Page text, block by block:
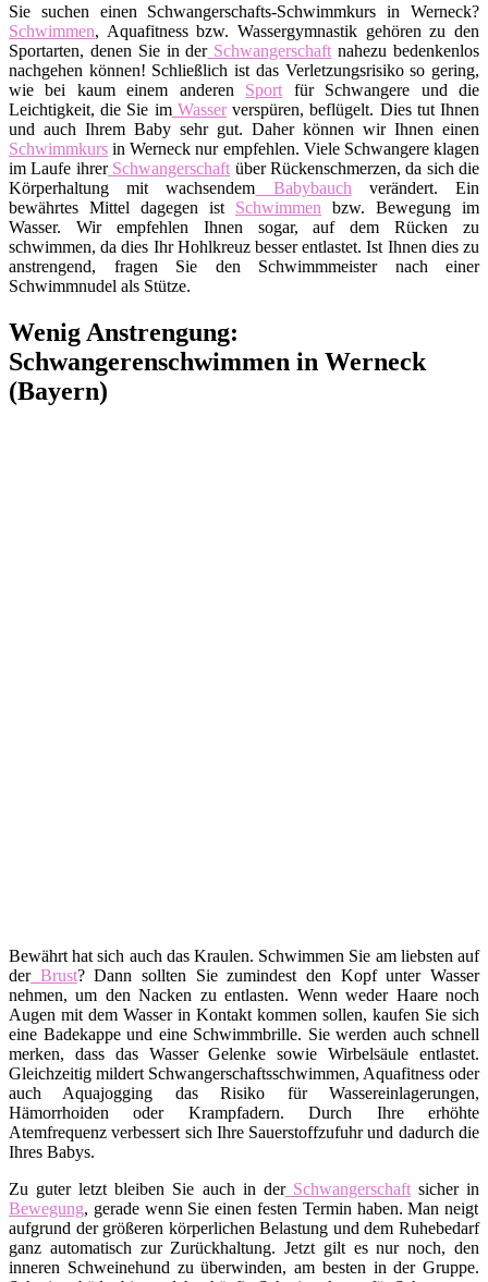
Sie suchen einen Schwangerschafts-Schwimmkurs in Werneck?
Schwimmen, Aquafitness bzw. Wassergymnastik gehören zu den
Sportarten, denen Sie in derSchwangerschaft nahezu bedenkenlos
nachgehen können! Schließlich ist das Verletzungsrisiko so gering,
wie bei kaum einem anderen Sport für Schwangere und die
Leichtigkeit, die Sie imWasserverspüren, beflügelt. Dies tut Ihnen
und auch Ihrem Baby sehr gut. Daher können wir Ihnen einen
Schwimmkurs in Werneck nur empfehlen. Viele Schwangere klagen
im Laufe ihrerSchwangerschaft über Rückenschmerzen, da sich die
Körperhaltung mit wachsendem Babybauch verändert. Ein
bewährtes Mittel dagegen ist Schwimmen bzw. Bewegung im
Wasser. Wir empfehlen Ihnen sogar, auf dem Rücken zu
schwimmen, da dies Ihr Hohlkreuz besser entlastet. Ist Ihnen dies zu
anstrengend, fragen Sie den Schwimmmeister nach einer
Schwimmnudel als Stütze.
Wenig Anstrengung:
Schwangerenschwimmen in Werneck
(Bayern)
Bewährt hat sich auch das Kraulen. Schwimmen Sie am liebsten auf
derBrust? Dann sollten Sie zumindest den Kopf unter Wasser
nehmen, um den Nacken zu entlasten. Wenn weder Haare noch
Augen mit dem Wasser in Kontakt kommen sollen, kaufen Sie sich
eine Badekappe und eine Schwimmbrille. Sie werden auch schnell
merken, dass das Wasser Gelenke sowie Wirbelsäule entlastet.
Gleichzeitig mildert Schwangerschaftsschwimmen, Aquafitness oder
auch Aquajogging das Risiko für Wassereinlagerungen,
Hämorrhoiden oder Krampfadern. Durch Ihre erhöhte
Atemfrequenz verbessert sich Ihre Sauerstoffzufuhr und dadurch die
Ihres Babys.
Zu guter letzt bleiben Sie auch in derSchwangerschaftsicher in
Bewegung, gerade wenn Sie einen festen Termin haben. Man neigt
aufgrund der größeren körperlichen Belastung und dem Ruhebedarf
ganz automatisch zur Zurückhaltung. Jetzt gilt es nur noch, den
inneren Schweinehund zu überwinden, am besten in der Gruppe.